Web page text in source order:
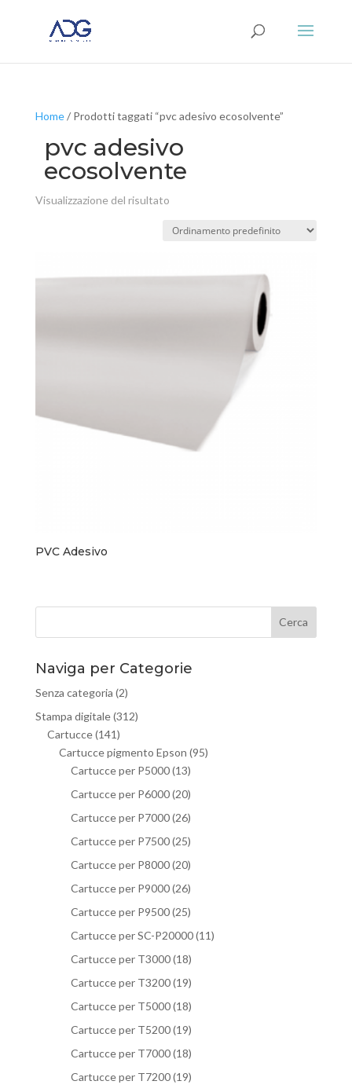
Home/ Prodotti taggati “pvc adesivo ecosolvente”
pvc adesivo
ecosolvente
Visualizzazione del risultato
PVC Adesivo
Naviga per Categorie
Senza categoria (2)
Stampa digitale(312)
Cartucce(141)
Cartucce pigmento Epson (95)
Cartucce per P5000(13)
Cartucce per P6000(20)
Cartucce per P7000(26)
Cartucce per P7500(25)
Cartucce per P8000(20)
Cartucce per P9000(26)
Cartucce per P9500(25)
Cartucce per SC-P20000(11)
Cartucce per T3000(18)
Cartucce per T3200(19)
Cartucce per T5000(18)
Cartucce per T5200(19)
Cartucce per T7000(18)
Cartucce per T7200(19)